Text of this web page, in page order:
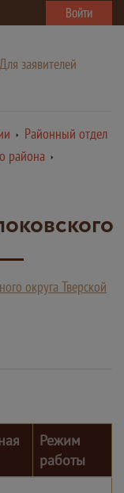
Войти
Для заявителей
Районный отдел
района
округа Тверской
Режим
работы